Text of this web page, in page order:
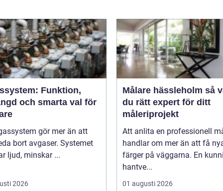
Funktion,
och smarta val för
gör mer än att
bort avgaser. Systemet
ljud, minskar ...
2026
Målare hässleholm så väljer
du rätt expert för ditt
måleriprojekt
Att anlita en professionell
handlar om mer än att få
färger på väggarna. En
hantve...
01 augusti 2026